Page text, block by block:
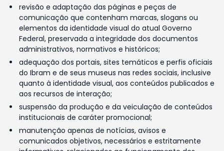
revisão e adaptação das páginas e peças de
comunicação que contenham marcas, slogans ou
elementos da identidade visual do atual Governo
Federal, preservada a integridade dos documentos
administrativos, normativos e históricos;
adequação dos portais, sites temáticos e perfis oficiais
do Ibram e de seus museus nas redes sociais, inclusive
quanto à identidade visual, aos conteúdos publicados e
aos recursos de interação;
suspensão da produção e da veiculação de conteúdos
institucionais de caráter promocional;
manutenção apenas de notícias, avisos e
comunicados objetivos, necessários e estritamente